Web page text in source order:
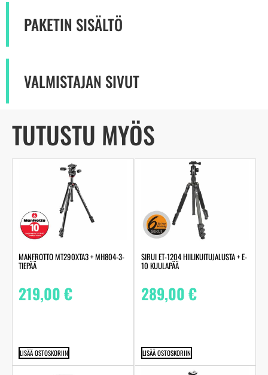
PAKETIN SISÄLTÖ
VALMISTAJAN SIVUT
TUTUSTU MYÖS
MANFROTTO MT290XTA3 + MH804-3-
TIEPÄÄ
219,00€
LISÄÄ OSTOSKORIIN
SIRUI ET-1204 HIILIKUITUJALUSTA + E-
10 KUULAPÄÄ
289,00€
LISÄÄ OSTOSKORIIN